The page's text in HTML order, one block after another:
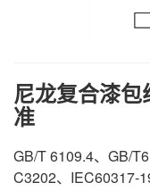
尼龙复合漆
准
GB/T 6109.4、GB/
C3202、IEC60317-